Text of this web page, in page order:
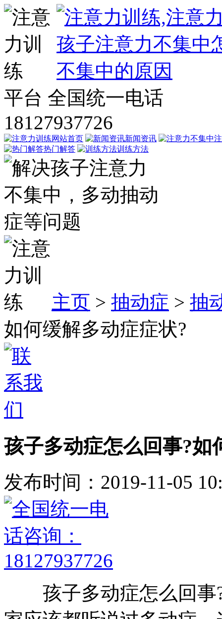
平台 全国统一电话
18127937726
网站首页 新闻资讯
热门解答
训练方法
主页 > 抽动症 > 抽
如何缓解多动症症状?
孩子多动症怎么回事?如
发布时间：2019-11-05
孩子多动症怎么回事?